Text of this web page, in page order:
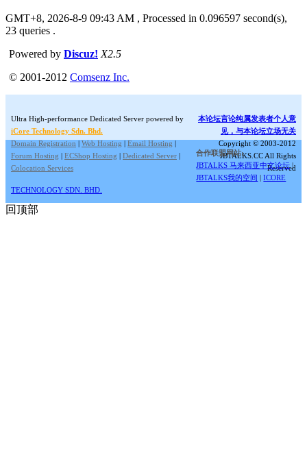
GMT+8, 2026-8-9 09:43 AM , Processed in 0.096597 second(s),
23 queries .
Powered by Discuz! X2.5
© 2001-2012 Comsenz Inc.
Ultra High-performance Dedicated Server powered by
iCore Technology Sdn. Bhd.
Domain Registration | Web Hosting | Email Hosting |
Forum Hosting | ECShop Hosting | Dedicated Server |
Colocation Services
本论坛言论纯属发表者个人意
见，与本论坛立场无关
Copyright © 2003-2012
JBTALKS.CC All Rights
Reserved
合作联盟网站:
JBTALKS 马来西亚中文论坛 |
JBTALKS我的空间 |ICORE
TECHNOLOGY SDN. BHD.
回顶部